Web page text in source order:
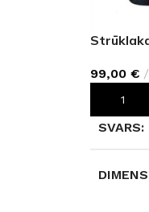
99,00€
SVARS